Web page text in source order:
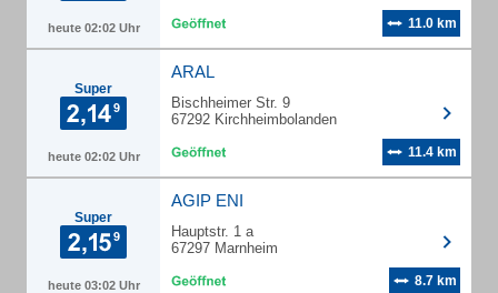
heute 02:02 Uhr 11.0 km
Super
heute 02:02 Uhr
ARAL
Bischheimer Str. 9
67292 Kirchheimbolanden
11.4 km
Super
heute 03:02 Uhr
AGIP ENI
Hauptstr. 1 a
67297 Marnheim
8.7 km